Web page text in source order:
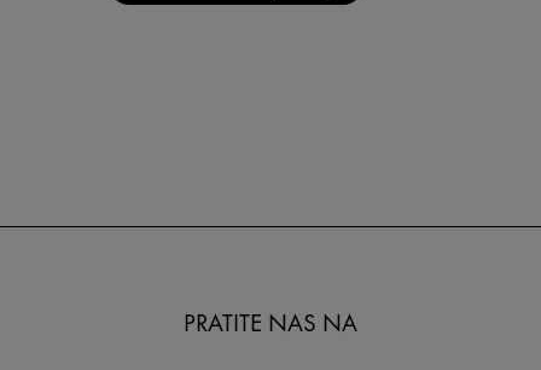
PRATITE NAS NA